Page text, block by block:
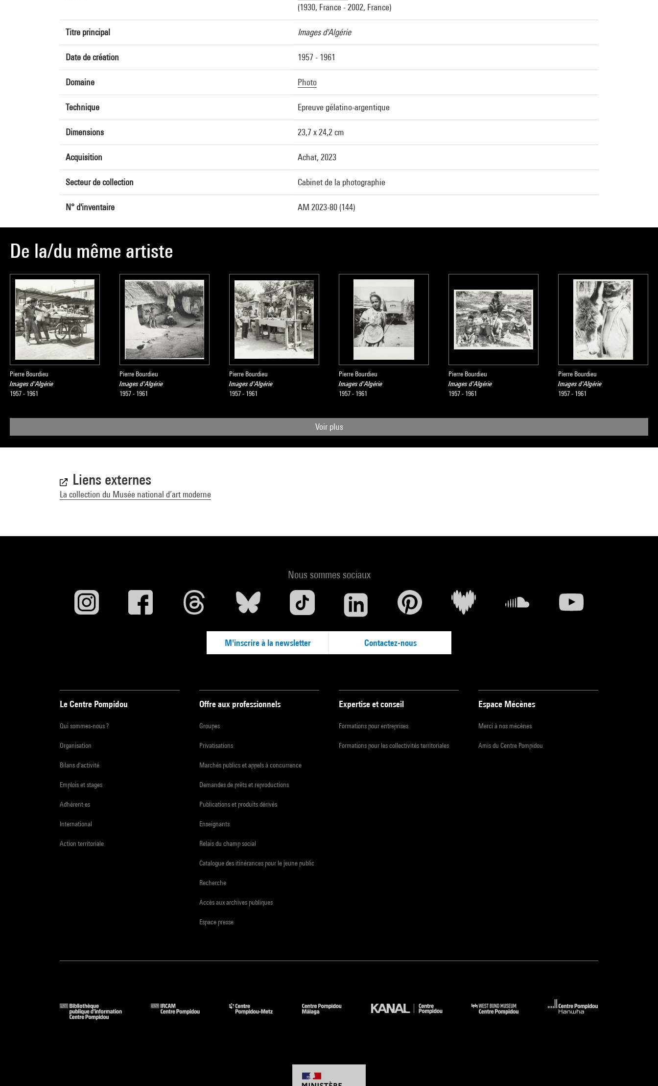
(1930, France - 2002, France)
Titre principal Images d'Algérie
Date de création 1957 - 1961
Domaine Photo
Technique Epreuve gélatino-argentique
Dimensions 23,7 x 24,2 cm
Acquisition Achat, 2023
Secteur de collection Cabinet de la photographie
N° d'inventaire AM 2023-80 (144)
De la/du même artiste
Pierre Bourdieu
Images d'Algérie
1957 - 1961
Pierre Bourdieu
Images d'Algérie
1957 - 1961
Pierre Bourdieu
Images d'Algérie
1957 - 1961
Pierre Bourdieu
Images d'Algérie
1957 - 1961
Pierre Bourdieu
Images d'Algérie
1957 - 1961
Pierre Bourdieu
Images d'Algérie
1957 - 1961
Voir plus
Liens externes
La collection du Musée national d’art moderne
Nous sommes sociaux
M'inscrire à la newsletter Contactez-nous
Le Centre Pompidou
Qui sommes-nous ?
Organisation
Bilans d'activité
Emplois et stages
Adhérent·es
International
Action territoriale
Offre aux professionnels
Groupes
Privatisations
Marchés publics et appels à concurrence
Demandes de prêts et reproductions
Publications et produits dérivés
Enseignants
Relais du champ social
Catalogue des itinérances pour le jeune public
Recherche
Accès aux archives publiques
Espace presse
Expertise et conseil
Formations pour entreprises
Formations pour les collectivités territoriales
Espace Mécènes
Merci à nos mécènes
Amis du Centre Pompidou